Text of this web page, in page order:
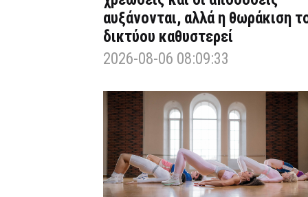
αυξάνονται, αλλά η θωράκιση
δικτύου καθυστερεί
2026-08-06 08:09:33